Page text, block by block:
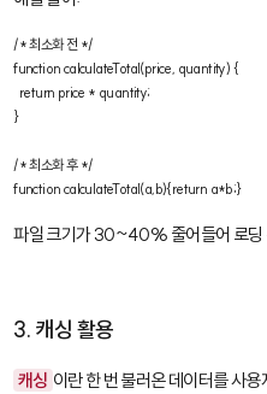
/* 최소화 전 */
function calculateTotal(price, quantity) {
  return price * quantity;
}
/* 최소화 후 */
function calculateTotal(a,b){return a*b;}
파일 크기가 30~40% 줄어들어 로딩
3. 캐싱 활용
캐싱 이란 한 번 불러온 데이터를 사